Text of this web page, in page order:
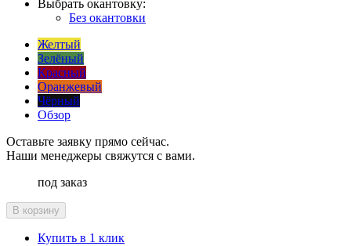
Выбрать окантовку:
Без окантовки
Желтый
Зелёный
Красный
Оранжевый
Чёрный
Обзор
Оставьте заявку прямо сейчас.
Наши менеджеры свяжутся с вами.
под заказ
В корзину
Купить в 1 клик